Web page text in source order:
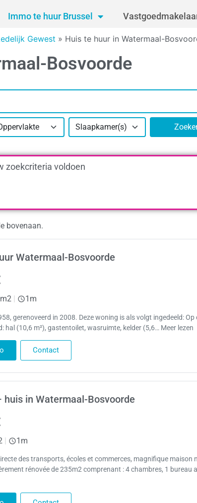
Immo te huur Brussel
Gewest » Huis te huur in Watermaal-
Bosvoorde
Slaapkamer(s)
zoekcriteria voldoen
bovenaan.
Watermaal-Bosvoorde
1m
gerenoveerd in 2008. Deze woning is als volgt ingedeeld: Op
hal (10,6 m²), gastentoilet, wasruimte, kelder (5,6… Meer lezen
Contact
huis in Watermaal-Bosvoorde
| 1m
des transports, écoles et commerces, magnifique maison
rénovée de 235m2 comprenant : 4 chambres, 1 bureau